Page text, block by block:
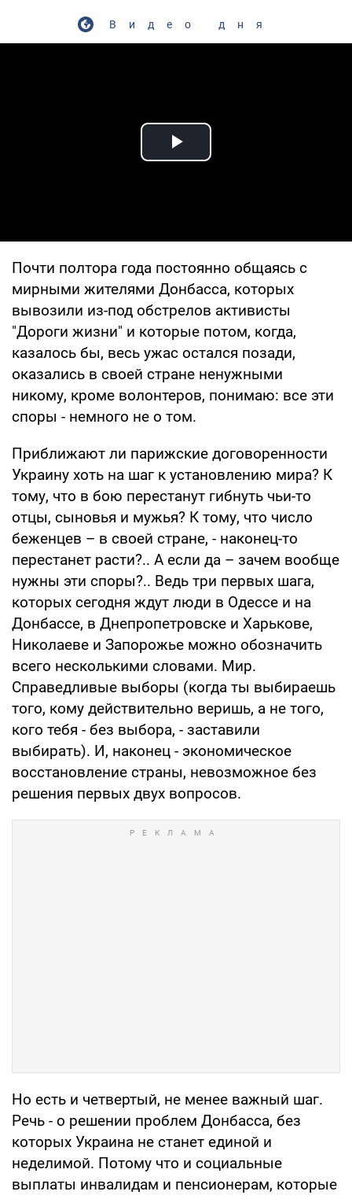
Видео дня
Play Video
Почти полтора года постоянно общаясь с
мирными жителями Донбасса, которых
вывозили из-под обстрелов активисты
"Дороги жизни" и которые потом, когда,
казалось бы, весь ужас остался позади,
оказались в своей стране ненужными
никому, кроме волонтеров, понимаю: все эти
споры - немного не о том.
Приближают ли парижские договоренности
Украину хоть на шаг к установлению мира? К
тому, что в бою перестанут гибнуть чьи-то
отцы, сыновья и мужья? К тому, что число
беженцев – в своей стране, - наконец-то
перестанет расти?.. А если да – зачем вообще
нужны эти споры?.. Ведь три первых шага,
которых сегодня ждут люди в Одессе и на
Донбассе, в Днепропетровске и Харькове,
Николаеве и Запорожье можно обозначить
всего несколькими словами. Мир.
Справедливые выборы (когда ты выбираешь
того, кому действительно веришь, а не того,
кого тебя - без выбора, - заставили
выбирать). И, наконец - экономическое
восстановление страны, невозможное без
решения первых двух вопросов.
Но есть и четвертый, не менее важный шаг.
Речь - о решении проблем Донбасса, без
которых Украина не станет единой и
неделимой. Потому что и социальные
выплаты инвалидам и пенсионерам, которые